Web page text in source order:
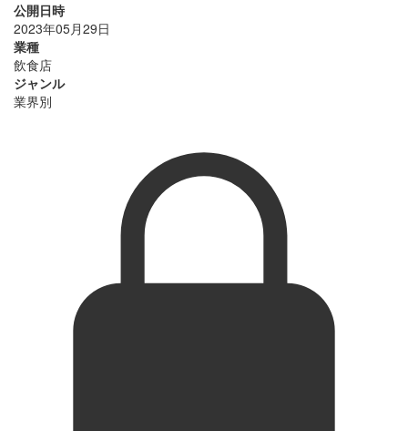
公開日時
2023年05月29日
業種
飲食店
ジャンル
業界別